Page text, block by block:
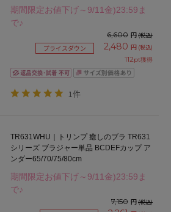
期間限定お値下げ～9/11金)23:59ま
で♪
6,600 円(税込)
プライスダウン 2,480 円 (税込)
112pt獲得
1件
TR631WHU｜トリンプ 癒しのブラ TR631
シリーズ ブラジャー単品 BCDEFカップ ア
ンダー65/70/75/80cm
期間限定お値下げ～9/11金)23:59ま
で♪
7,150 円(税込)